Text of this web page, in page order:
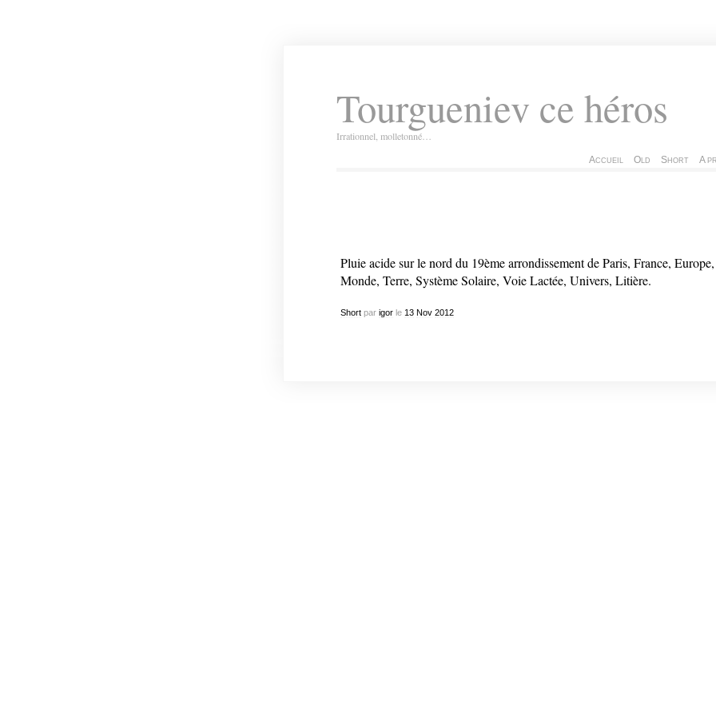
Tourgueniev ce héros
Irrationnel, molletonné…
Accueil Old Short A
Pluie acide sur le nord du 19ème arrondissement de Paris, France, Europe,
Monde, Terre, Système Solaire, Voie Lactée, Univers, Litière.
Shortpar igorle 13 Nov 2012